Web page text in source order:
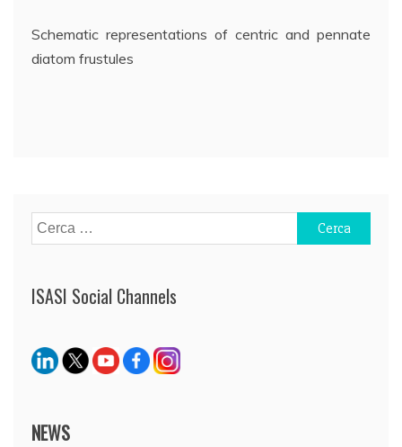
Schematic representations of centric and pennate
diatom frustules
Ricerca
per:
ISASI Social Channels
NEWS